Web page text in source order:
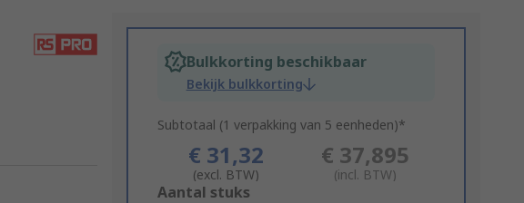
Bulkkorting beschikbaar
Bekijk bulkkorting
Subtotaal (1 verpakking van 5 eenheden)*
€ 31,32
(excl. BTW)
€ 37,895
(incl. BTW)
Add
Aantal stuks